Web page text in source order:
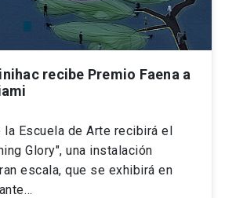
recibe Premio Faena a
la Escuela de Arte recibirá el
Glory", una instalación
escala, que se exhibirá en